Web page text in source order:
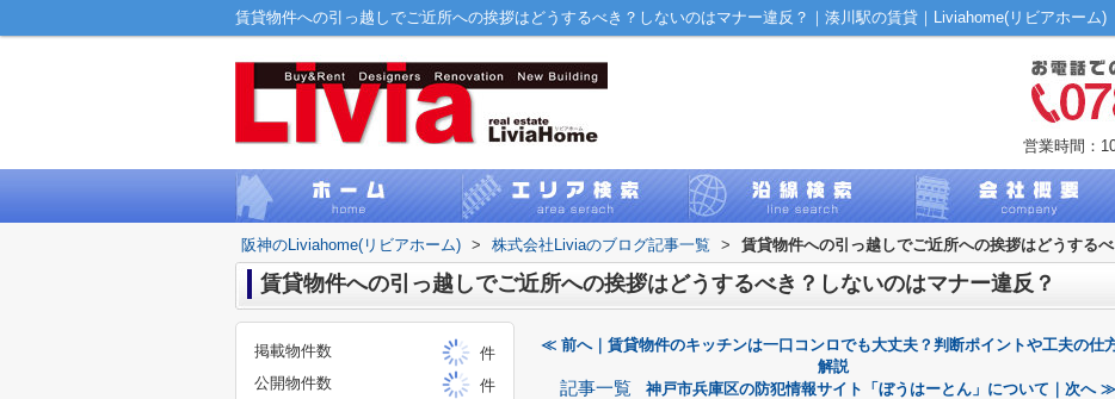
賃貸物件への引っ越しでご近所への挨拶はどうするべき？しないのはマナー違反？｜湊川駅の賃貸｜Liviahome(リビアホーム)
営業時間：
阪神のLiviahome(リビアホーム) > 株式会社Liviaのブログ記事一覧 > 賃貸物件への引っ越しでご近所への挨拶はどうする
賃貸物件への引っ越しでご近所への挨拶はどうするべき？しないのはマナー違反？
≪ 前へ｜賃貸物件のキッチンは一口コンロでも大丈夫？判断ポイントや工夫の仕
解説
記事一覧 神戸市兵庫区の防犯情報サイト「ぼうはーとん」について｜次へ ≫
掲載物件数
件
公開物件数
件